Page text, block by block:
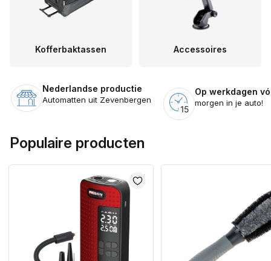
Kofferbaktassen Accessoires
Nederlandse productie
Automatten uit Zevenbergen
Op werkdagen
morgen in je auto!
Populaire producten